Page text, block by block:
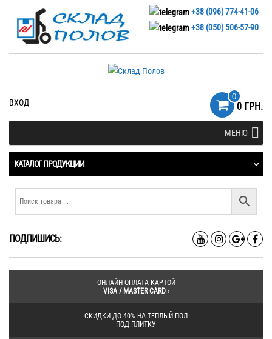
+38 (096) 774-41-06
+38 (050) 506-57-90
ВХОД
0
0 ГРН.
МЕНЮ
КАТАЛОГ ПРОДУКЦИИ
ПОДПИШИСЬ:
ОНЛАЙН ОПЛАТА КАРТОЙ
VISA / MASTER CARD›
СКИДКИ ДО 40% НА ТЕПЛЫЙ ПОЛ
ПОД ПЛИТКУ